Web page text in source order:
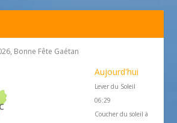
Bonne Fête Gaétan
Aujourd'hui
Lever du Soleil
06:29
Coucher du soleil à